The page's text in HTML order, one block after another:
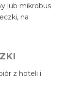
lub mikrobus
na
z hoteli i